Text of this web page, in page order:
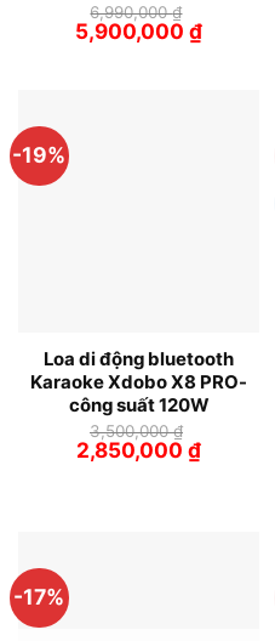
6,990,000₫
Giá
gốc
5,900,000 ₫Giá
-19%
Loa di động bluetooth
Karaoke Xdobo X8 PRO-
công suất 120W
3,500,000₫
Giá
gốc
2,850,000 ₫Giá
-17%